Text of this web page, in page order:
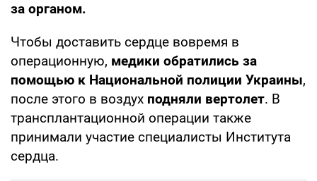
за органом.
Чтобы доставить сердце вовремя в
операционную, медики обратились за
помощью к Национальной полиции Украины,
после этого в воздух подняли вертолет. В
трансплантационной операции также
принимали участие специалисты Института
сердца.